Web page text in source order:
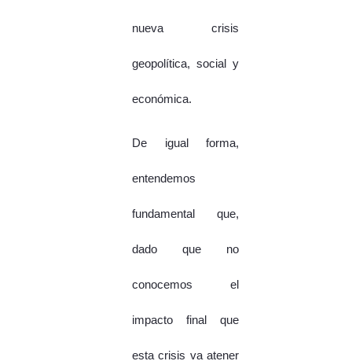
nueva crisis
geopolítica, social y
económica.
De igual forma,
entendemos
fundamental que,
dado que no
conocemos el
impacto final que
esta crisis va atener